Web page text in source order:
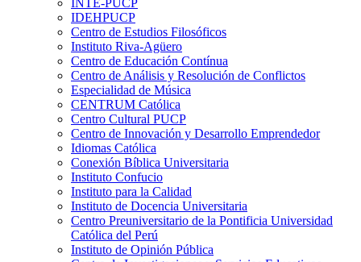
INTE-PUCP
IDEHPUCP
Centro de Estudios Filosóficos
Instituto Riva-Agüero
Centro de Educación Contínua
Centro de Análisis y Resolución de Conflictos
Especialidad de Música
CENTRUM Católica
Centro Cultural PUCP
Centro de Innovación y Desarrollo Emprendedor
Idiomas Católica
Conexión Bíblica Universitaria
Instituto Confucio
Instituto para la Calidad
Instituto de Docencia Universitaria
Centro Preuniversitario de la Pontificia Universidad
Católica del Perú
Instituto de Opinión Pública